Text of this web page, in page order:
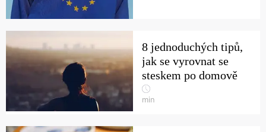
8 jednoduchých tipů,
jak se vyrovnat se
steskem po domově
min